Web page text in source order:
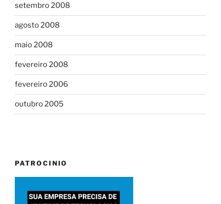
setembro 2008
agosto 2008
maio 2008
fevereiro 2008
fevereiro 2006
outubro 2005
PATROCINIO